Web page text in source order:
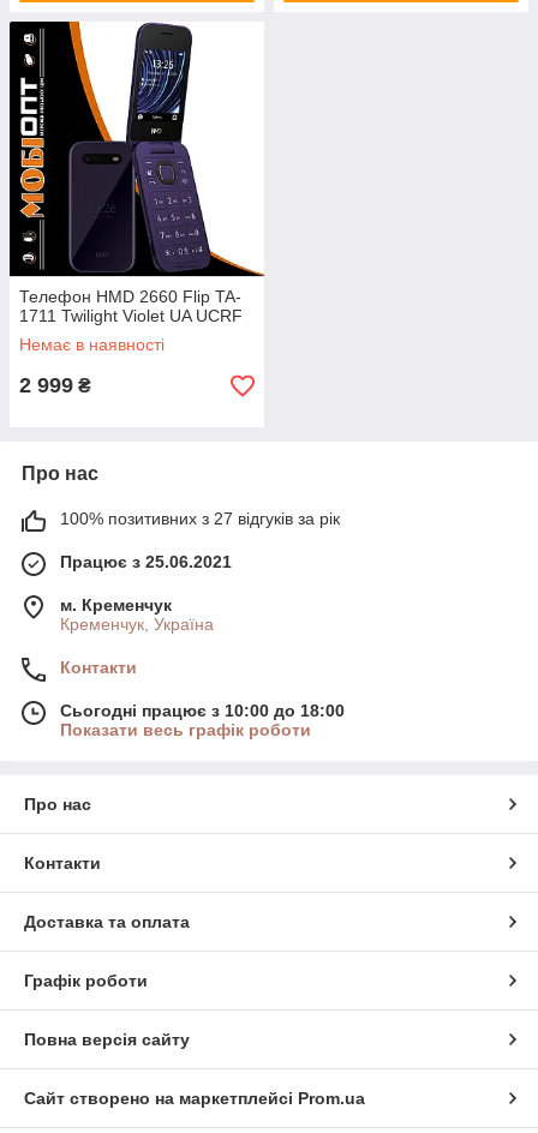
Телефон HMD 2660 Flip TA-
1711 Twilight Violet UA UCRF
Немає в наявності
2 999 ₴
Про нас
100% позитивних з 27 відгуків за рік
Працює з 25.06.2021
м. Кременчук
Кременчук, Україна
Контакти
Сьогодні працює з 10:00 до 18:00
Показати весь графік роботи
Про нас
Контакти
Доставка та оплата
Графік роботи
Повна версія сайту
Сайт створено на маркетплейсі Prom.ua